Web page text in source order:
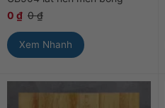
0 ₫ 0₫
Xem Nhanh